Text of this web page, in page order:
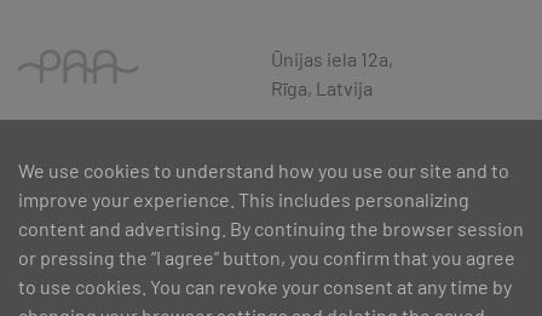
Ūnijas iela 12a,
Rīga, Latvija
We use cookies to understand how you use our site and to
improve your experience. This includes personalizing
content and advertising. By continuing the browser session
or pressing the “I agree” button, you confirm that you agree
to use cookies. You can revoke your consent at any time by